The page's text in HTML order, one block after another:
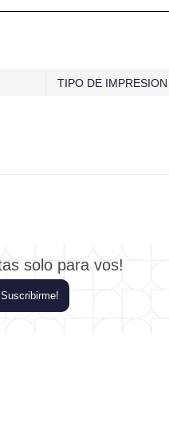
TIPO DE IMPRESION
solo para vos!